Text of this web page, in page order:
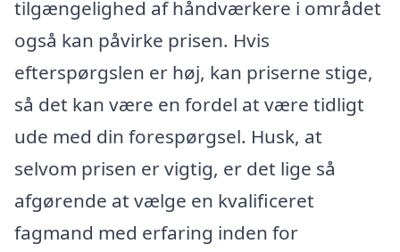
tilgængelighed af håndværkere i området
også kan påvirke prisen. Hvis
efterspørgslen er høj, kan priserne stige,
så det kan være en fordel at være tidligt
ude med din forespørgsel. Husk, at
selvom prisen er vigtig, er det lige så
afgørende at vælge en kvalificeret
fagmand med erfaring inden for